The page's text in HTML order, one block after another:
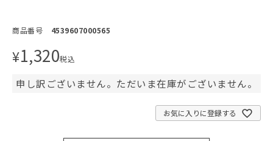
商品番号 4539607000565
¥1,320税込
申し訳ございません。ただいま在庫がございません。
お気に入りに登録する